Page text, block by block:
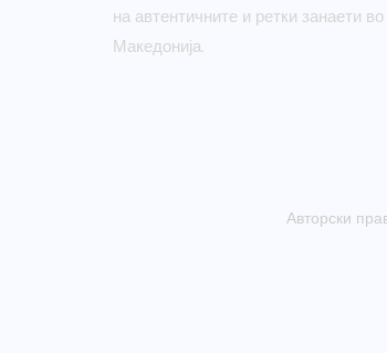
на автентичните и ретки занаети во
Македонија.
Авторски